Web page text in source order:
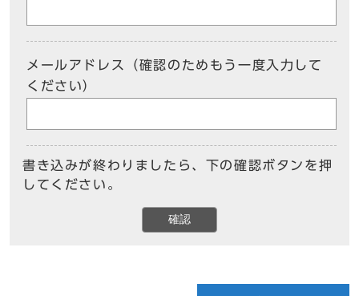
メールアドレス（確認のためもう一度入力して
ください）
書き込みが終わりましたら、下の確認ボタンを押
してください。
確認